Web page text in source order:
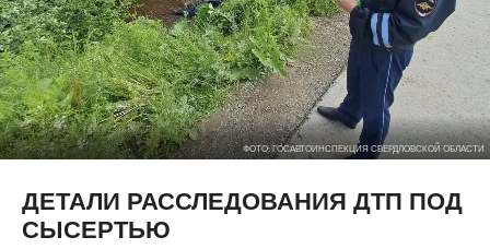
ФОТО: ГОСАВТОИНСПЕКЦИЯ СВЕРДЛОВСКОЙ ОБЛАСТИ
ДЕТАЛИ РАССЛЕДОВАНИЯ ДТП ПОД
СЫСЕРТЬЮ